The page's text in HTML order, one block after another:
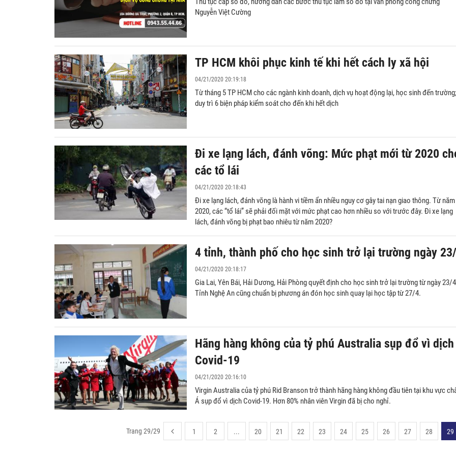
Nguyễn Việt Cường
TP HCM khôi phục kinh tế khi hết cách ly xã hội
04/21/2020 20:19:18
Từ tháng 5 TP HCM cho các ngành kinh doanh, dịch vụ hoạt động lại, học sinh đến trường;
duy trì 6 biện pháp kiểm soát cho đến khi hết dịch
Đi xe lạng lách, đánh võng: Mức phạt mới từ 2020
các tổ lái
04/21/2020 20:18:43
Đi xe lạng lách, đánh võng là hành vi tiềm ẩn nhiều nguy cơ gây tai nạn giao thông. Từ năm
2020, các “tổ lái” sẽ phải đối mặt với mức phạt cao hơn nhiều so với trước đây.​ Đi xe lạng
lách, đánh võng bị phạt bao nhiêu từ năm 2020?
4 tỉnh, thành phố cho học sinh trở lại trường ngày
04/21/2020 20:18:17
Gia Lai, Yên Bái, Hải Dương, Hải Phòng quyết định cho học sinh trở lại trường từ ngày 23/
Tỉnh Nghệ An cũng chuẩn bị phương án đón học sinh quay lại học tập từ 27/4.
Hãng hàng không của tỷ phú Australia sụp đổ vì dịch
Covid-19
04/21/2020 20:16:10
Virgin Australia của tỷ phú Rid Branson trở thành hãng hàng không đầu tiên tại khu vực
Á sụp đổ vì dịch Covid-19. Hơn 80% nhân viên Virgin đã bị cho nghỉ.
Trang 29/29 1 2 ... 20 21 22 23 24 25 26 27 28 29